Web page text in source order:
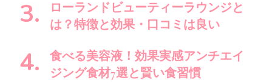
ローランドビューティーラウンジと
は？特徴と効果・口コミは良い
食べる美容液！効果実感アンチエイ
ジング食材7選と賢い食習慣